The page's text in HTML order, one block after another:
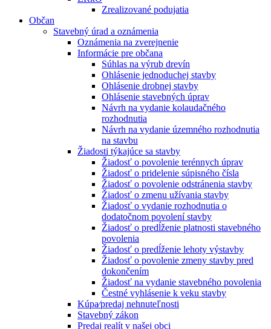
Zrealizované podujatia
Občan
Stavebný úrad a oznámenia
Oznámenia na zverejnenie
Informácie pre občana
Súhlas na výrub drevín
Ohlásenie jednoduchej stavby
Ohlásenie drobnej stavby
Ohlásenie stavebných úprav
Návrh na vydanie kolaudačného
rozhodnutia
Návrh na vydanie územného rozhodnutia
na stavbu
Žiadosti týkajúce sa stavby
Žiadosť o povolenie terénnych úprav
Žiadosť o pridelenie súpisného čísla
Žiadosť o povolenie odstránenia stavby
Žiadosť o zmenu užívania stavby
Žiadosť o vydanie rozhodnutia o
dodatočnom povolení stavby
Žiadosť o predĺženie platnosti stavebného
povolenia
Žiadosť o predĺženie lehoty výstavby
Žiadosť o povolenie zmeny stavby pred
dokončením
Žiadosť na vydanie stavebného povolenia
Čestné vyhlásenie k veku stavby
Kúpa⁄predaj nehnuteľnosti
Stavebný zákon
Predaj realít v našej obci